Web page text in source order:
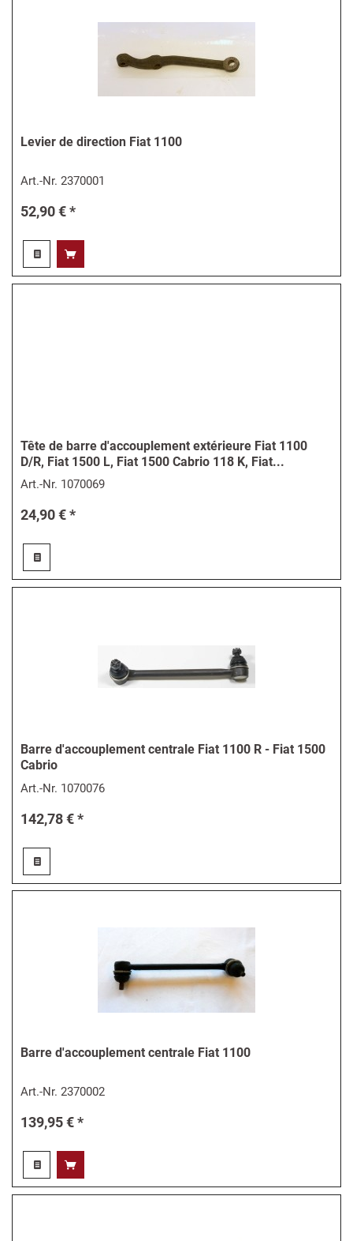
Levier de direction Fiat 1100
Art.-Nr.2370001
52,90 € *
Tête de barre d'accouplement extérieure Fiat 1100
D/R, Fiat 1500 L, Fiat 1500 Cabrio 118 K, Fiat...
Art.-Nr. 1070069
24,90 € *
Barre d'accouplement centrale Fiat 1100 R - Fiat 1500
Cabrio
Art.-Nr. 1070076
142,78 € *
Barre d'accouplement centrale Fiat 1100
Art.-Nr.2370002
139,95 € *